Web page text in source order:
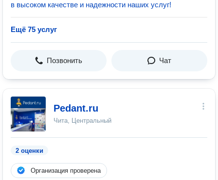
в высоком качестве и надежности наших услуг!
Ещё 75 услуг
Позвонить Чат
Pedant.ru
Чита, Центральный
2 оценки
Организация проверена